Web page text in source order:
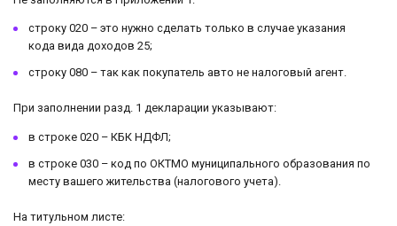
строку 020 – это нужно сделать только в случае указания
кода вида доходов 25;
строку 080 – так как покупатель авто не налоговый агент.
При заполнении разд. 1 декларации указывают:
в строке 020 – КБК НДФЛ;
в строке 030 – код по ОКТМО муниципального образования по
месту вашего жительства (налогового учета).
На титульном листе: